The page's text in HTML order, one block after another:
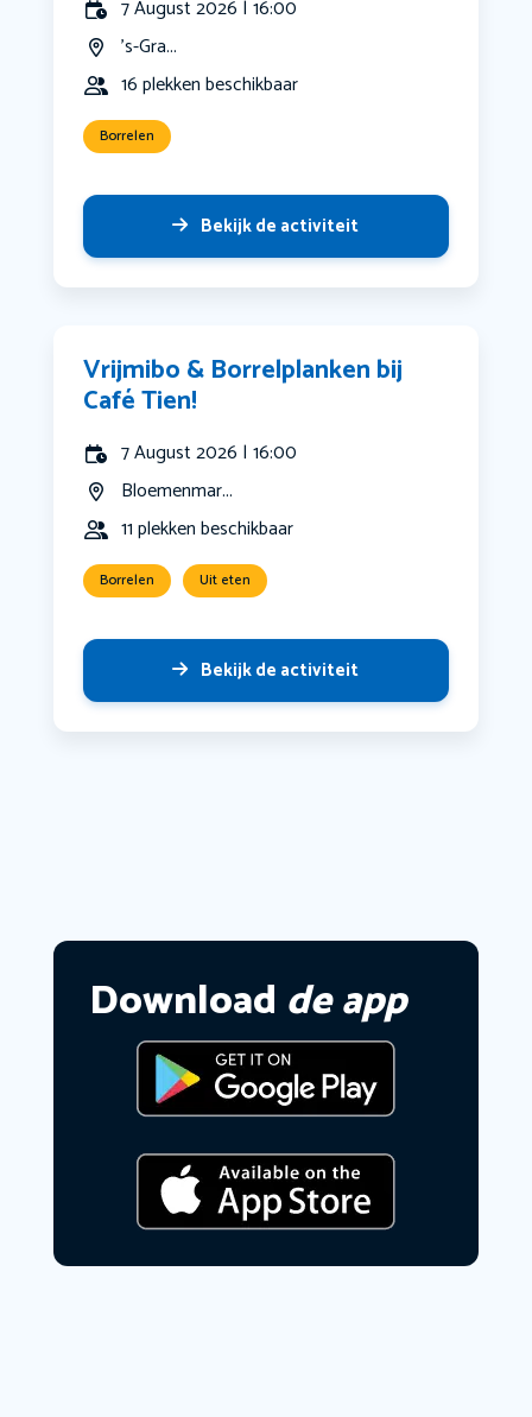
7 August 2026 | 16:00
's-Gra...
16 plekken beschikbaar
Borrelen
Bekijk de activiteit
Vrijmibo & Borrelplanken bij
Café Tien!
7 August 2026 | 16:00
Bloemenmar...
11 plekken beschikbaar
Borrelen Uit eten
Bekijk de activiteit
Download de app